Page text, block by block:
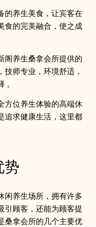
的养生美食，让宾客在
食的完美融合，使之成
阁养生桑拿会所提供的
师专业，环境舒适，
方位养生体验的高端休
追求健康生活，这里都
势
闲养生场所，拥有许多
引顾客，还能为顾客提
桑拿会所的几个主要优